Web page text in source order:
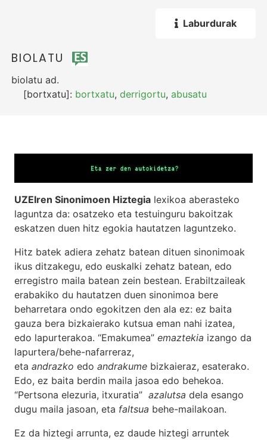
Laburdurak
BIOLATU
biolatu ad.
[bortxatu]: bortxatu,derrigortu,abusatu
UZEIren Sinonimoen Hiztegia lexikoa aberasteko
laguntza da: osatzeko eta testuinguru bakoitzak
eskatzen duen hitz egokia hautatzen laguntzeko.
Hitz batek adiera zehatz batean dituen sinonimoak
ikus ditzakegu, edo euskalki zehatz batean, edo
erregistro maila batean zein bestean. Erabiltzaileak
erabakiko du hautatzen duen sinonimoa bere
beharretara ondo egokitzen den ala ez: ez baita
gauza bera bizkaierako kutsua eman nahi izatea,
edo lapurterakoa. “Emakumea” emaztekia izango da
lapurtera/behe-nafarreraz,
eta andrazko edo andrakume bizkaieraz, esaterako.
Edo, ez baita berdin maila jasoa edo behekoa.
“Pertsona elezuria, itxuratia” azalutsa dela esango
dugu maila jasoan, eta faltsua behe-mailakoan.
Ez da hiztegi arrunta, ez daude hiztegi arruntek